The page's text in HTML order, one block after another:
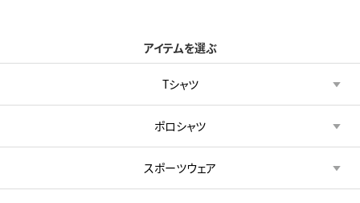
アイテムを選ぶ
Tシャツ
ポロシャツ
スポーツウェア